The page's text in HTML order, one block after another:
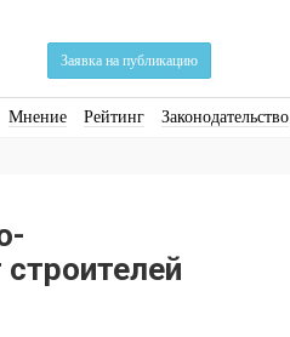
Заявка на публикацию
Мнение Рейтинг Законодательство